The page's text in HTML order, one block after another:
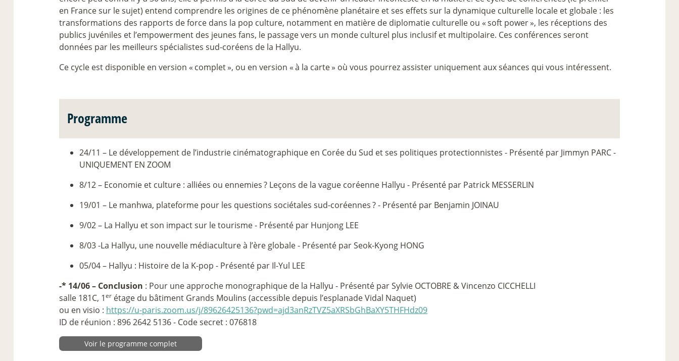
en France sur le sujet) entend comprendre les origines de ce phénomène planétaire et ses effets sur la dynamique culturelle locale et globale : les
transformations des rapports de force dans la pop culture, notamment en matière de diplomatie culturelle ou «soft power», les réceptions des
publics juvéniles et l’empowerment des jeunes fans, le passage vers un monde culturel plus inclusif et multipolaire. Ces conférences seront
données par les meilleurs spécialistes sud-coréens de la Hallyu.
Ce cycle est disponible en version « complet», ou en version «à la carte» où vous pourrez assister uniquement aux séances qui vous intéressent.
Programme
24/11 – Le développement de l’industrie cinématographique en Corée du Sud et ses politiques protectionnistes - Présenté par Jimmyn PARC -
UNIQUEMENT EN ZOOM
8/12 – Economie et culture : alliées ou ennemies? Leçons de la vague coréenne Hallyu - Présenté par Patrick MESSERLIN
19/01 – Le manhwa, plateforme pour les questions sociétales sud-coréennes? - Présenté par Benjamin JOINAU
9/02 – La Hallyu et son impact sur le tourisme - Présenté par Hunjong LEE
8/03 -La Hallyu, une nouvelle médiaculture à l’ère globale - Présenté par Seok-Kyong HONG
05/04 – Hallyu : Histoire de la K-pop - Présenté par Il-Yul LEE
-* 14/06 – Conclusion : Pour une approche monographique de la Hallyu - Présenté par Sylvie OCTOBRE & Vincenzo CICCHELLI
salle 181C, 1er étage du bâtiment Grands Moulins (accessible depuis l’esplanade Vidal Naquet)
ou en visio : https://u-paris.zoom.us/j/89626425136?pwd=ajd3anRzTVZ5aXRSbGhBaXY5THFHdz09
ID de réunion : 896 2642 5136 - Code secret : 076818
Voir le programme complet